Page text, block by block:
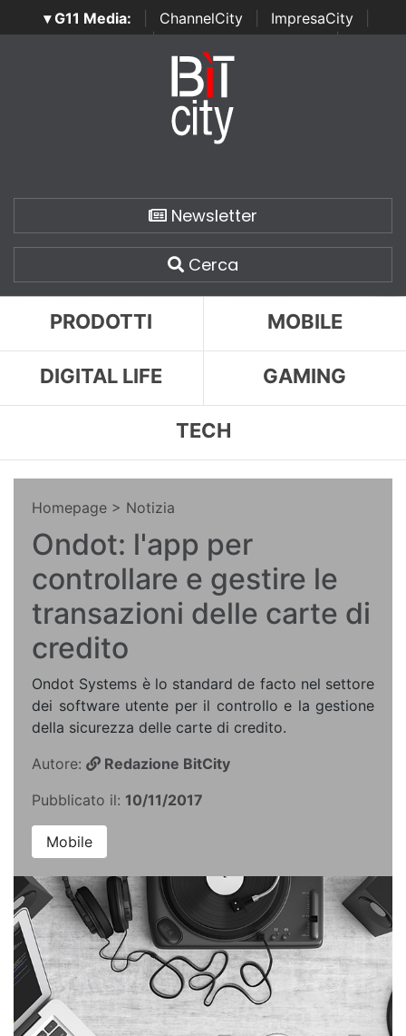
▾ G11 Media: ChannelCity ImpresaCity
SecurityOpenLab | Italian Channel Awards | Italian
Italian Security Awards
Newsletter
Cerca
PRODOTTI MOBILE
DIGITAL LIFE GAMING
TECH
Homepage > Notizia
Ondot: l'app per
controllare e gestire le
transazioni delle carte di
credito
Ondot Systems è lo standard de facto nel settore
dei software utente per il controllo e la gestione
della sicurezza delle carte di credito.
Autore:
Redazione BitCity
Pubblicato il: 10/11/2017
Mobile